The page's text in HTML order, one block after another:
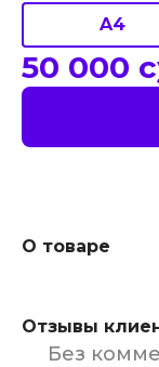
A4
50 000
О товаре
Отзывы
Без